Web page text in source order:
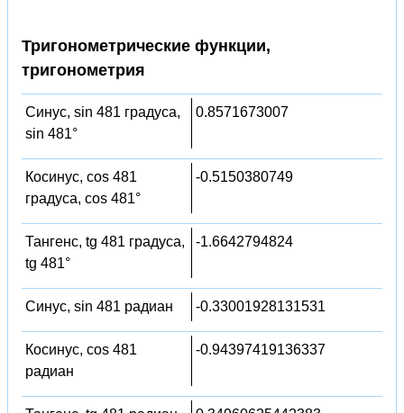
Тригонометрические функции,
тригонометрия
Синус, sin 481 градуса,
sin 481°
0.8571673007
Косинус, cos 481
градуса, cos 481°
-0.5150380749
Тангенс, tg 481 градуса,
tg 481°
-1.6642794824
Синус, sin 481 радиан -0.33001928131531
Косинус, cos 481
радиан
-0.94397419136337